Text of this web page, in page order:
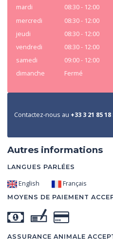
mardi
08:30 - 12:00
mercredi
08:30 - 12:00
jeudi
08:30 - 12:00
vendredi
08:30 - 12:00
samedi
09:00 - 12:00
dimanche
Fermé
Contactez-nous au +33 3 21 85 18
Autres informations
LANGUES PARLÉES
English Français
MOYENS DE PAIEMENT
ASSURANCE ANIMALE